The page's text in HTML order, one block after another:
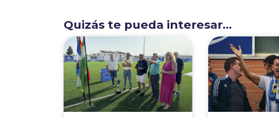
Quizás te pueda interesar...